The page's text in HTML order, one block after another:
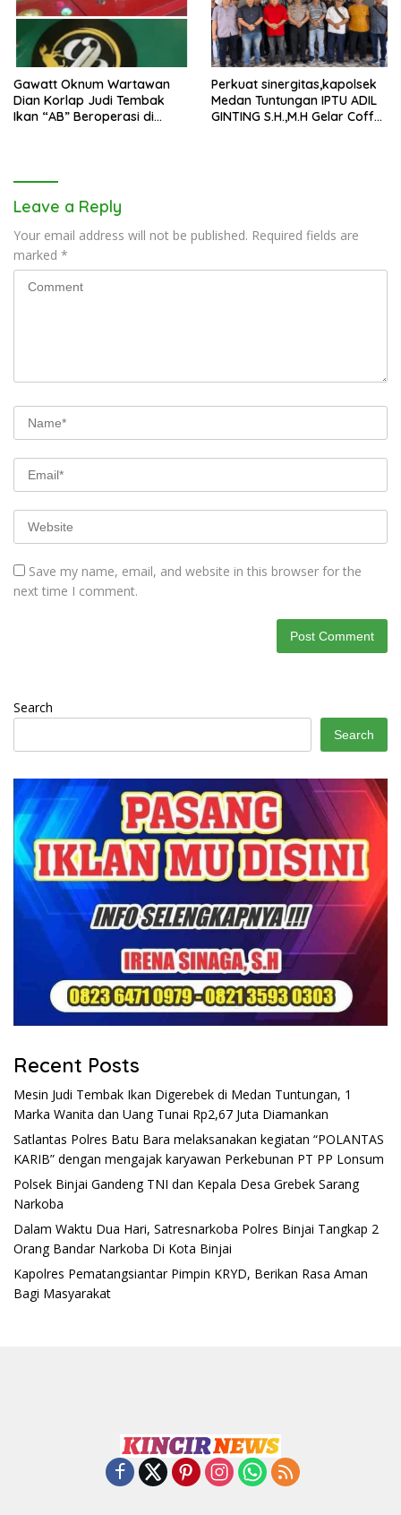
Gawatt Oknum Wartawan
Dian Korlap Judi Tembak
Ikan “AB” Beroperasi di
Perkuat sinergitas,kapolsek
Medan Tuntungan IPTU ADIL
GINTING S.H.,M.H Gelar Coffe
Leave a Reply
Your email address will not be published. Required fields are
marked *
Save my name, email, and website in this browser for the
next time I comment.
Search
Search
Recent Posts
Mesin Judi Tembak Ikan Digerebek di Medan Tuntungan, 1
Marka Wanita dan Uang Tunai Rp2,67 Juta Diamankan
Satlantas Polres Batu Bara melaksanakan kegiatan “POLANTAS
KARIB” dengan mengajak karyawan Perkebunan PT PP Lonsum
Polsek Binjai Gandeng TNI dan Kepala Desa Grebek Sarang
Narkoba
Dalam Waktu Dua Hari, Satresnarkoba Polres Binjai Tangkap 2
Orang Bandar Narkoba Di Kota Binjai
Kapolres Pematangsiantar Pimpin KRYD, Berikan Rasa Aman
Bagi Masyarakat